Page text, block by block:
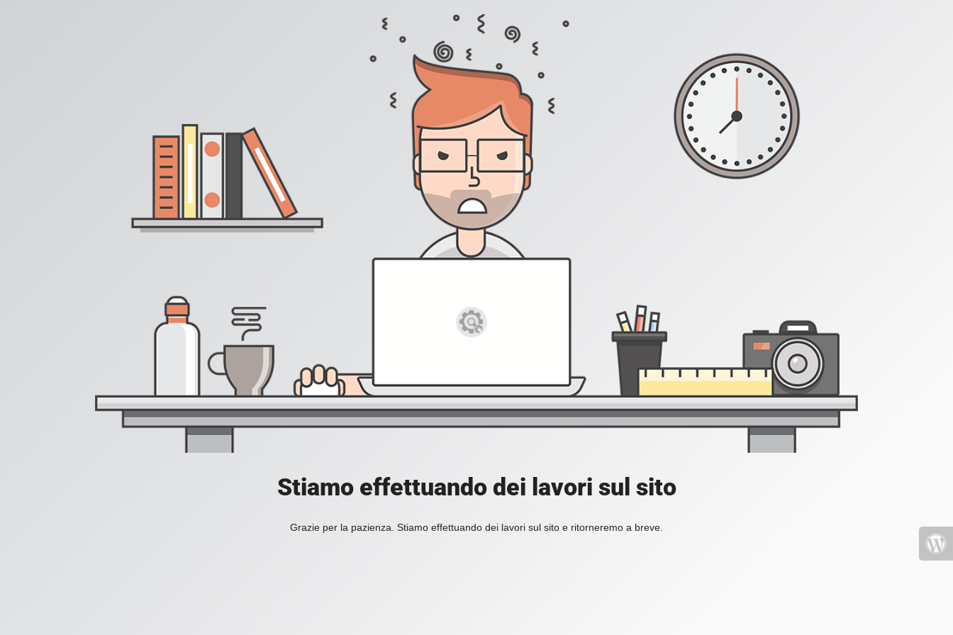
Stiamo effettuando dei lavori sul sito
Grazie per la pazienza. Stiamo effettuando dei lavori sul sito e ritorneremo a breve.